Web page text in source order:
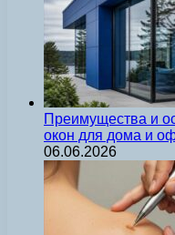
Преимущества и
окон для дома и
06.06.2026